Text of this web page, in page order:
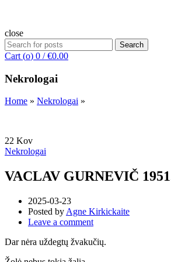
close
Search
for:
Search
Cart (o) 0 / €0.00
Nekrologai
Home » Nekrologai »
22 Kov
Nekrologai
VACLAV GURNEVIČ
2025-03-23
Posted by Agne Kirkickaite
Leave a comment
Dar nėra uždegtų žvakučių.